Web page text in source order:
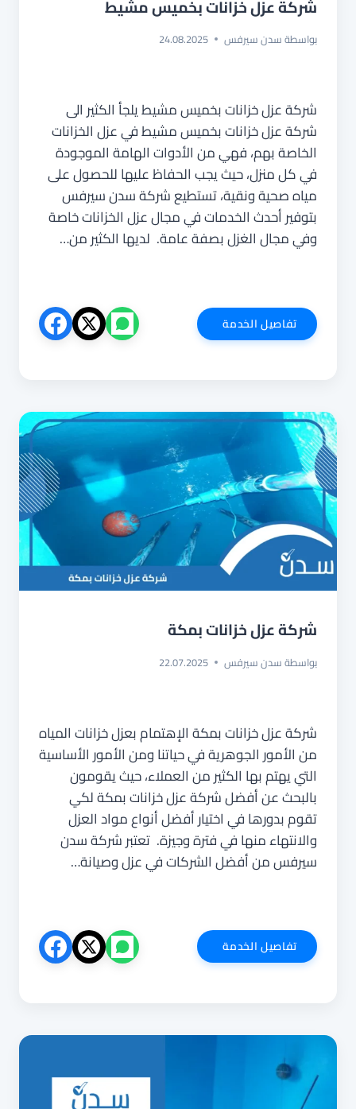
شركة عزل خزانات بخميس مشيط
بواسطةسدن سيرفس 24.08.2025
شركة عزل خزانات بخميس مشيط يلجأ الكثير الى
شركة عزل خزانات بخميس مشيط في عزل الخزانات
الخاصة بهم، فهي من الأدوات الهامة الموجودة
في كل منزل، حيث يجب الحفاظ عليها للحصول على
مياه صحية ونقية، تستطيع شركة سدن سيرفس
بتوفير أحدث الخدمات في مجال عزل الخزانات خاصة
وفي مجال الغزل بصفة عامة. لديها الكثير من…
تفاصيل الخدمةشركة
عزل
شركة عزل خزانات بمكة
بواسطةسدن سيرفس 22.07.2025
شركة عزل خزانات بمكة الإهتمام بعزل خزانات المياه
من الأمور الجوهرية في حياتنا ومن الأمور الأساسية
التي يهتم بها الكثير من العملاء، حيث يقومون
بالبحث عن أفضل شركة عزل خزانات بمكة لكي
تقوم بدورها في اختيار أفضل أنواع مواد العزل
والانتهاء منها في فترة وجيزة. تعتبر شركة سدن
سيرفس من أفضل الشركات في عزل وصيانة…
تفاصيل الخدمةشركة
عزل